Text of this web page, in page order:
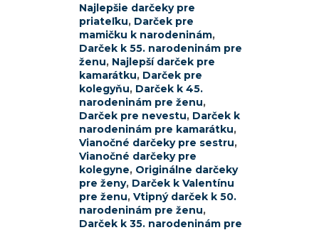
Najlepšie darčeky pre
priateľku, Darček pre
mamičku k narodeninám,
Darček k 55. narodeninám pre
ženu, Najlepší darček pre
kamarátku, Darček pre
kolegyňu, Darček k 45.
narodeninám pre ženu,
Darček pre nevestu, Darček k
narodeninám pre kamarátku,
Vianočné darčeky pre sestru,
Vianočné darčeky pre
kolegyne, Originálne darčeky
pre ženy, Darček k Valentínu
pre ženu, Vtipný darček k 50.
narodeninám pre ženu,
Darček k 35. narodeninám pre